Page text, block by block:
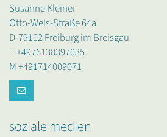
Susanne Kleiner
Otto-Wels-Straße 64a
D-79102 Freiburg im Breisgau
T +4976138397035
M +491714009071
soziale medien